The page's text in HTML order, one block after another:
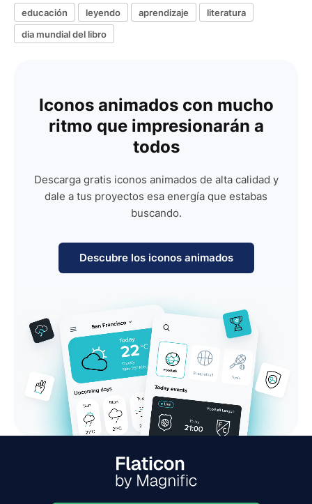
educación leyendo aprendizaje
literatura
dia mundial del libro
Iconos animados con mucho
ritmo que impresionarán a
todos
Descarga gratis iconos animados de alta calidad y
dale a tus proyectos esa energía que estabas
buscando.
Descubre los iconos animados